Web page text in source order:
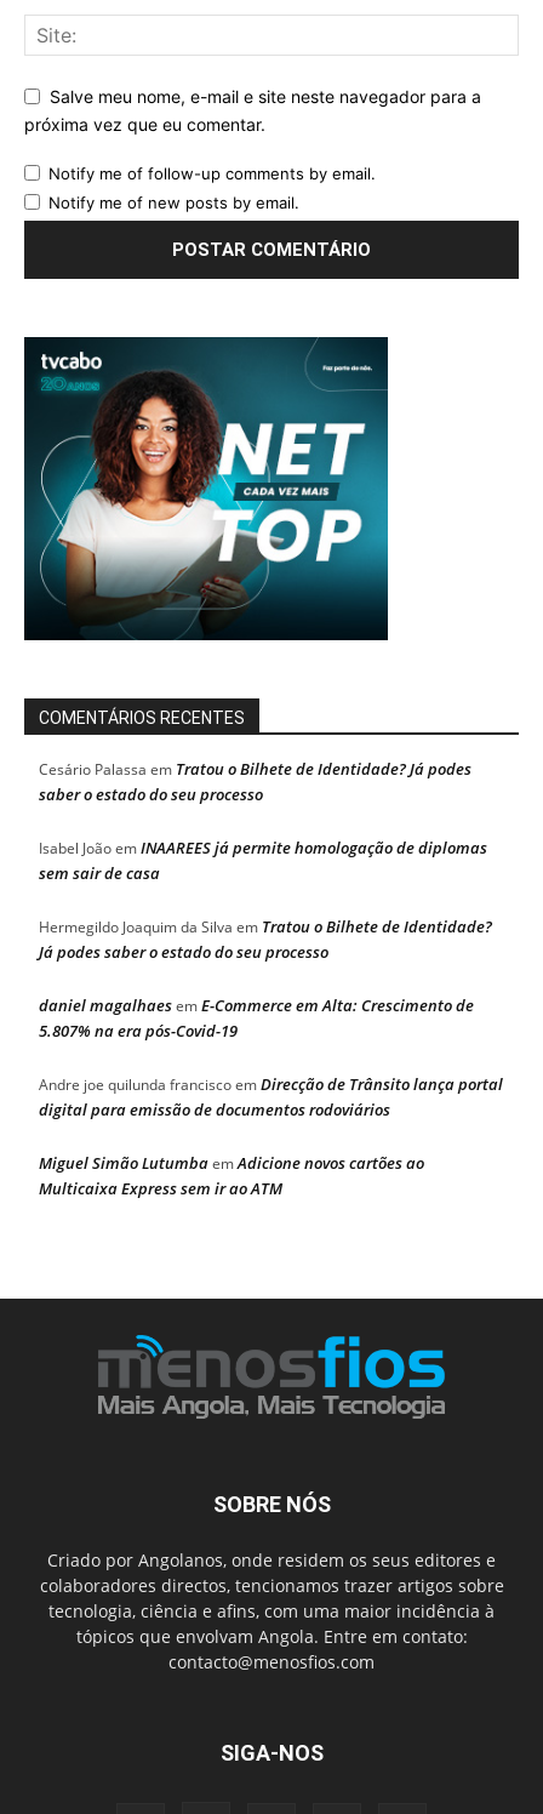
Salve meu nome, e-mail e site neste navegador para a
próxima vez que eu comentar.
Notify me of follow-up comments by email.
Notify me of new posts by email.
COMENTÁRIOS RECENTES
Cesário Palassa em Tratou o Bilhete de Identidade? Já podes
saber o estado do seu processo
Isabel JoãoemINAAREES já permite homologação de diplomas
sem sair de casa
Hermegildo Joaquim da Silva em Tratou o Bilhete de Identidade?
Já podes saber o estado do seu processo
daniel magalhaesemE-Commerce em Alta: Crescimento de
5.807% na era pós-Covid-19
Andre joe quilunda franciscoemDirecção de Trânsito lança portal
digital para emissão de documentos rodoviários
Miguel Simão LutumbaemAdicione novos cartões ao
Multicaixa Express sem ir ao ATM
SOBRE NÓS
Criado por Angolanos, onde residem os seus editores e
colaboradores directos, tencionamos trazer artigos sobre
tecnologia, ciência e afins, com uma maior incidência à
tópicos que envolvam Angola. Entre em contato:
contacto@menosfios.com
SIGA-NOS